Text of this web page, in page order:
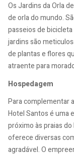
Os Jardins da Orla
de orla do mundo.
passeios de
jardins são
de plantas e flores
atraente para
Hospedagem
Para complementar
Hotel Santos é uma
próximo às praias
oferece diversas
agradável. O